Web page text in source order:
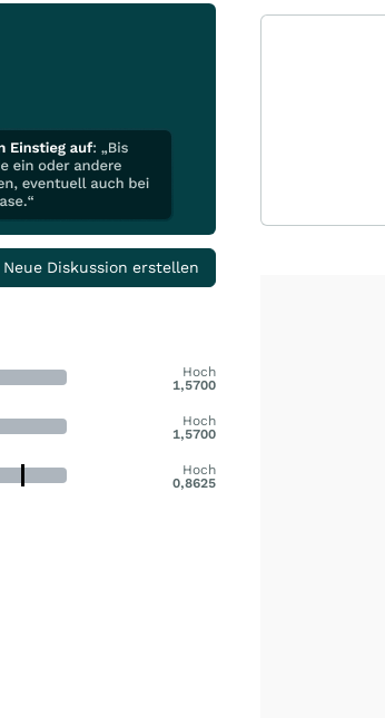
Neue Diskussion erstellen
Hoch
1,5700
Hoch
1,5700
Hoch
0,8625